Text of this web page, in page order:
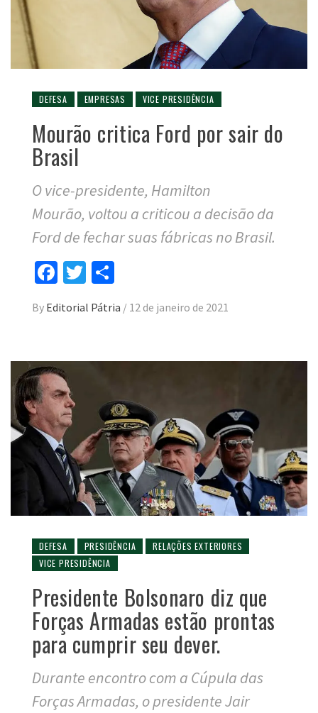
DEFESA EMPRESAS VICE PRESIDÊNCIA
Mourão critica Ford por sair do
Brasil
O vice-presidente, Hamilton
Mourão, voltou a criticou a decisão da
Ford de fechar suas fábricas no Brasil.
Facebook
Twitter
By Editorial Pátria / 12 de janeiro de 2021
DEFESA PRESIDÊNCIA
RELAÇÕES EXTERIORES
VICE PRESIDÊNCIA
Presidente Bolsonaro diz que
Forças Armadas estão prontas
para cumprir seu dever.
Durante encontro com a Cúpula das
Forças Armadas, o presidente Jair